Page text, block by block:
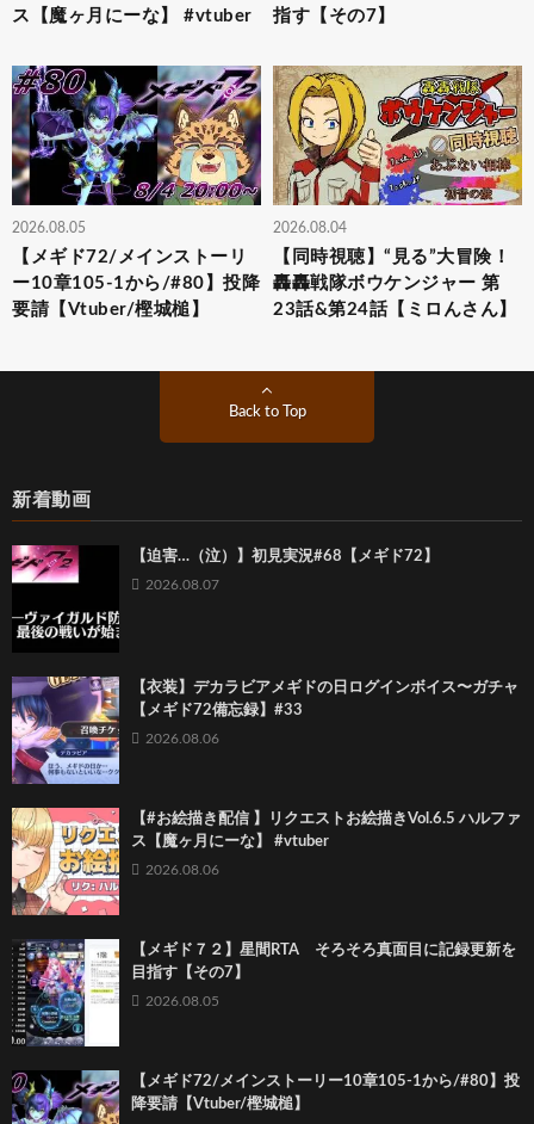
ス【魔ヶ月にーな】 #vtuber
指す【その7】
2026.08.05
【メギド72/メインストーリ
ー10章105-1から/#80】投降
要請【Vtuber/樫城槌】
2026.08.04
【同時視聴】“見る”大冒険！
轟轟戦隊ボウケンジャー 第
23話&第24話【ミロんさん】
Back to Top
新着動画
【迫害…（泣）】初見実況#68【メギド72】
2026.08.07
【衣装】デカラビアメギドの日ログインボイス〜ガチャ
【メギド72備忘録】#33
2026.08.06
【#お絵描き配信 】リクエストお絵描きVol.6.5 ハルファ
ス【魔ヶ月にーな】 #vtuber
2026.08.06
【メギド７２】星間RTA そろそろ真面目に記録更新を
目指す【その7】
2026.08.05
【メギド72/メインストーリー10章105-1から/#80】投
降要請【Vtuber/樫城槌】